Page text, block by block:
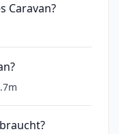
Caravan?